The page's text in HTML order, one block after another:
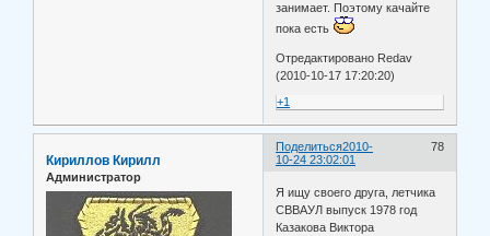
занимает. Поэтому качайте
пока есть
Отредактировано Redav
(2010-10-17 17:20:20)
+1
Поделиться 78
2010-
10-24 23:02:01
Кириллов Кирилл
Администратор
Я ищу своего друга, летчика
СВВАУЛ выпуск 1978 год
Казакова Виктора